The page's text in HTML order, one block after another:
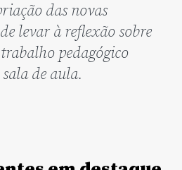
das novas
levar à reflexão sobre
pedagógico
de aula.